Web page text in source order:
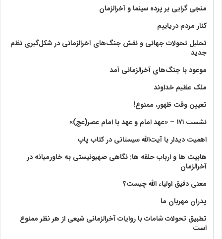
منجی گرایی بر پرده سینما و آخرالزمان
کنار مردم دریاییم
تحلیل تحولات جهانی و نقش جنگ‌های آخرالزمانی در شکل‌گیری نظم
جدید
موعود با جنگ‌های آخرالزمانی آمد
ملک عظیم خداوند
تعیین وقت ظهور، ممنوع!
نشست ۱۷۱ – «عهد امام و عهد با امام عصر(عج)»
اهمیت دیدار با آیت‌الله سیستانی در کتاب پاپ
هابیت ها و ارباب حلقه ها: نگاهی صهیونیستی به خاورمیانه در
آخرالزمان
معنی دقیق اولیاء الله چیست؟
پدران مهربان ما
تطبیق تحولات شامات با روایات آخرالزمانی شیعی از هر نظر ممنوع
است